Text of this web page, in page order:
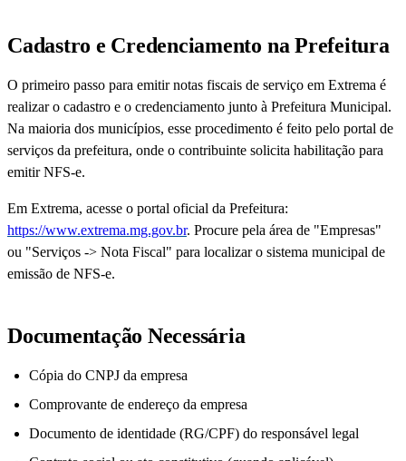
Cadastro e Credenciamento na Prefeitura
O primeiro passo para emitir notas fiscais de serviço em Extrema é
realizar o cadastro e o credenciamento junto à Prefeitura Municipal.
Na maioria dos municípios, esse procedimento é feito pelo portal de
serviços da prefeitura, onde o contribuinte solicita habilitação para
emitir NFS-e.
Em Extrema, acesse o portal oficial da Prefeitura:
https://www.extrema.mg.gov.br. Procure pela área de "Empresas"
ou "Serviços -> Nota Fiscal" para localizar o sistema municipal de
emissão de NFS-e.
Documentação Necessária
Cópia do CNPJ da empresa
Comprovante de endereço da empresa
Documento de identidade (RG/CPF) do responsável legal